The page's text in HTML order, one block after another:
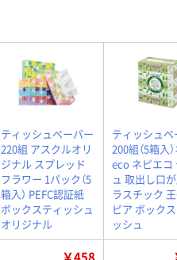
ティッシュペーパー
220組 アスクルオリ
ジナル スプレッド
フラワー 1パック（5
箱入） PEFC認証紙
ボックスティッシュ
オリジナル
ティッシュ
200組（5箱入
eco ネピエコ
ュ 取出し口
ラスチック
ピア ボック
ッシュ
￥458